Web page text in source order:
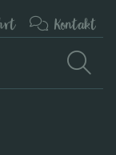
Kontakt